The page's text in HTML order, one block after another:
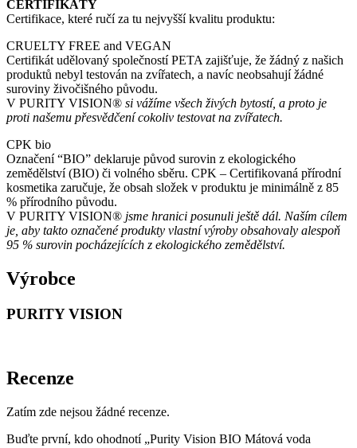
CERTIFIKÁTY
Certifikace, které ručí za tu nejvyšší kvalitu produktu:
CRUELTY FREE and VEGAN
Certifikát udělovaný společností PETA zajišťuje, že žádný z našich
produktů nebyl testován na zvířatech, a navíc neobsahují žádné
suroviny živočišného původu.
V PURITY VISION® si vážíme všech živých bytostí, a proto je
proti našemu přesvědčení cokoliv testovat na zvířatech.
CPK bio
Označení “BIO” deklaruje původ surovin z ekologického
zemědělství (BIO) či volného sběru. CPK – Certifikovaná přírodní
kosmetika zaručuje, že obsah složek v produktu je minimálně z 85
% přírodního původu.
V PURITY VISION® jsme hranici posunuli ještě dál. Naším cílem
je, aby takto označené produkty vlastní výroby obsahovaly alespoň
95 % surovin pocházejících z ekologického zemědělství.
Výrobce
PURITY VISION
Recenze
Zatím zde nejsou žádné recenze.
Buďte první, kdo ohodnotí „Purity Vision BIO Mátová voda